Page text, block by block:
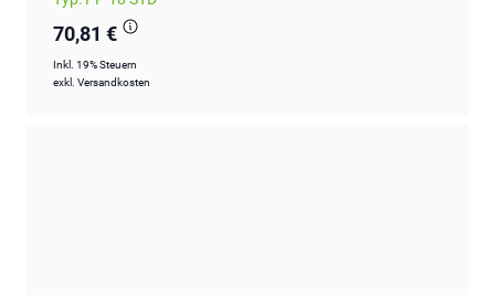
70,81 €
Inkl. 19% Steuern
exkl. Versandkosten